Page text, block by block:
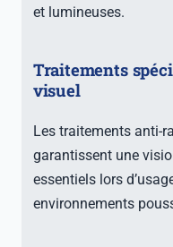
et lumineuses.
Traitements
visuel
Les traitements anti-
garantissent une
essentiels lors
environnements